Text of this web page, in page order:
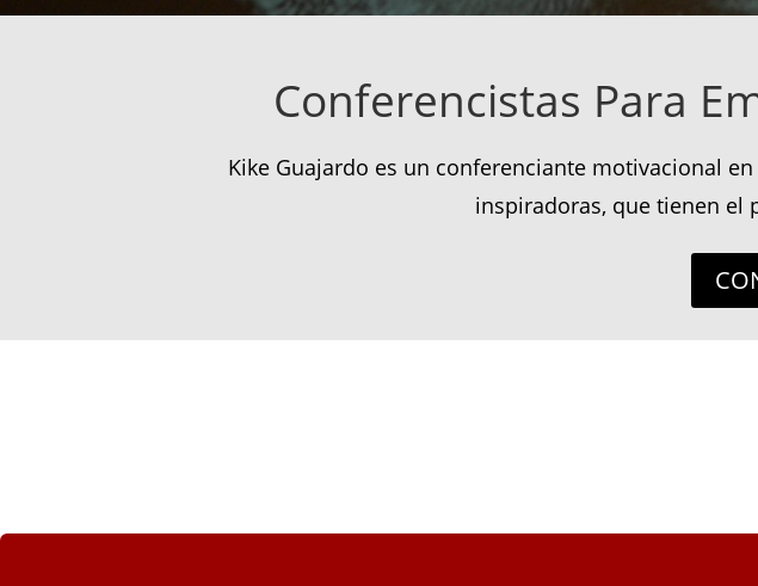
Conferencistas Para
Kike Guajardo es un conferenciante motivacional
inspiradoras, que tienen el